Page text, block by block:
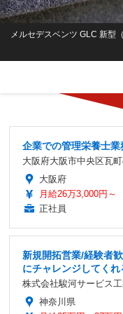
メルセデスベンツ GLC 新型
企業での管理栄養士
大阪府大阪市中央区瓦
大阪府
月給26万3,000円～
正社員
新規開拓営業/経験者
にチャレンジしてく
株式会社駿河サービス
神奈川県